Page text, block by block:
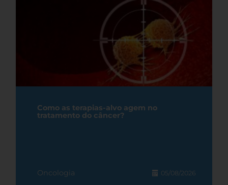
Como as terapias-alvo agem no
tratamento do câncer?
Oncologia 05/08/2026